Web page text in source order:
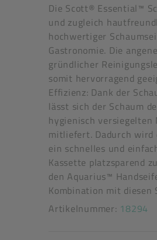
Die Scott® Essential™
und zugleich
hochwertiger
Gastronomie. Die
gründlicher
somit hervorragend
Effizienz: Dank der
lässt sich der Schaum
hygienisch
mitliefert. Dadurch wird
ein schnelles und
Kassette platzsparend
den Aquarius™
Kombination mit diesen
Artikelnummer: 18294